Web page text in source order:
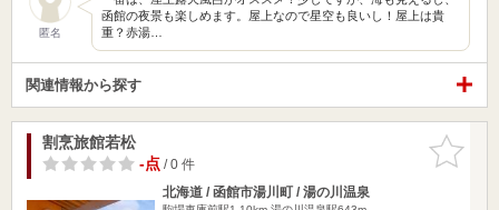
匿名
函館の夜景も楽しめます。屋上なので星空も良いし！屋上は貴
重？赤湯…
関連情報から探す
お気に入
りに追加
割烹旅館若松
-点/ 0 件
北海道 / 函館市湯川町 / 湯の川温泉